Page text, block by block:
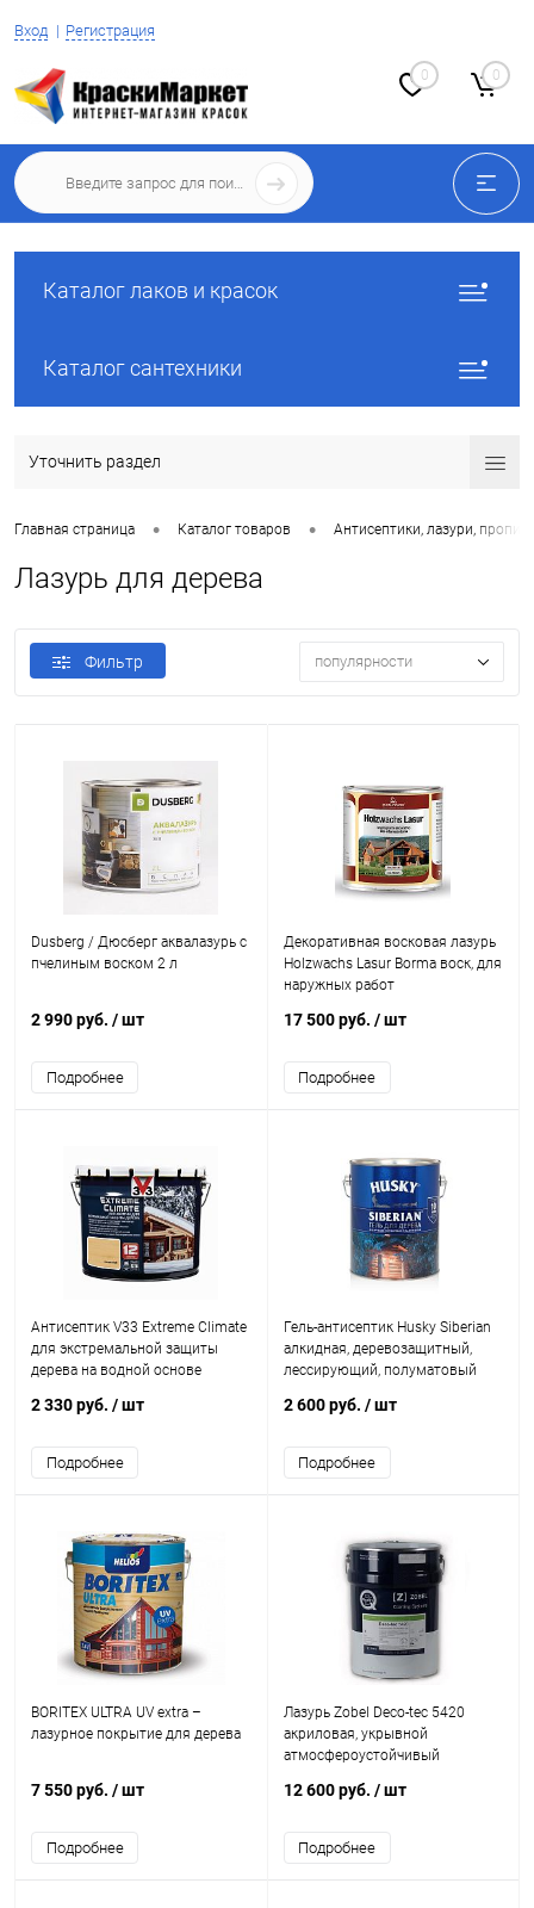
Вход Регистрация
0 0
Каталог лаков и красок
Каталог сантехники
Уточнить раздел
Главная страница • Каталог товаров • Антисептики, лазури,
Лазурь для дерева
Фильтр популярности
Dusberg / Дюсберг аквалазурь с
пчелиным воском 2 л
2 990 руб. / шт
Подробнее
Декоративная восковая лазурь
Holzwachs Lasur Borma воск, для
наружных работ
17 500 руб. / шт
Подробнее
Антисептик V33 Extreme Climate
для экстремальной защиты
дерева на водной основе
2 330 руб. / шт
Подробнее
Гель-антисептик Husky Siberian
алкидная, деревозащитный,
лессирующий, полуматовый
2 600 руб. / шт
Подробнее
BORITEX ULTRA UV extra –
лазурное покрытие для дерева
7 550 руб. / шт
Подробнее
Лазурь Zobel Deco-tec 5420
акриловая, укрывной
атмосфероустойчивый
12 600 руб. / шт
Подробнее